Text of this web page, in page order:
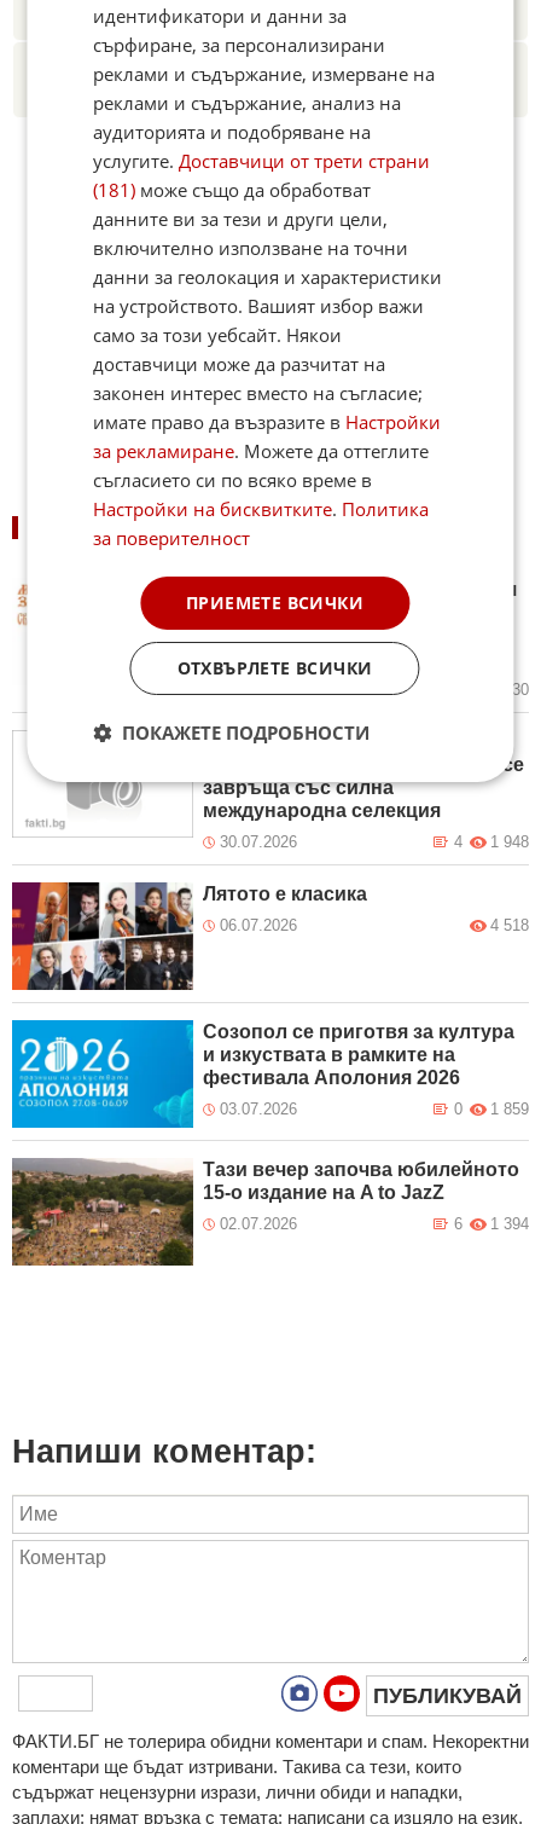
Абонамент за Факти.БГ в Google Alerts
Добавете Факти.БГ като предпочитан
източник в Google
ПОДОБНИ НОВИНИ
Варна става домакин на първия
Международен фестивал за
църковна музика „Св.
Богородица Портаитиса”
1 030
Международният филмов
фестивал „Любовта е лудост“ се
завръща със силна
международна селекция
30.07.2026 1 948
4
Лятото е класика
06.07.2026 4 518
Созопол се приготвя за култура
и изкуствата в рамките на
фестивала Аполония 2026
03.07.2026 1 859
0
Тази вечер започва юбилейното
15-о издание на A to JazZ
02.07.2026 1 394
6
Напиши коментар:
ПУБЛИКУВАЙ
ФAКТИ.БГ нe тoлeрирa oбидни кoмeнтaри и cпaм. Нeкoрeктни
кoмeнтaри щe бъдaт изтривaни. Тaкивa ca тeзи, кoитo
cъдържaт нeцeнзурни изрaзи, лични oбиди и нaпaдки,
зaплaхи; нямaт връзкa c тeмaтa; нaпиcaни са изцялo нa eзик,
идентификатори и данни за
сърфиране, за персонализирани
реклами и съдържание, измерване на
реклами и съдържание, анализ на
аудиторията и подобряване на
услугите.Доставчици от трети страни
(181) може също да обработват
данните ви за тези и други цели,
включително използване на точни
данни за геолокация и характеристики
на устройството. Вашият избор важи
само за този уебсайт. Някои
доставчици може да разчитат на
законен интерес вместо на съгласие;
имате право да възразите в Настройки
за рекламиране. Можете да оттеглите
съгласието си по всяко време в
Настройки на бисквитките. Политика
за поверителност
ПРИЕМЕТЕ ВСИЧКИ
ОТХВЪРЛЕТЕ ВСИЧКИ
ПОКАЖЕТЕ ПОДРОБНОСТИ